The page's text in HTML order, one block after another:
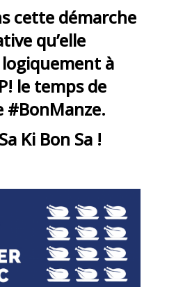
cette démarche
qu’elle
logiquement à
le temps de
#BonManze.
Ki Bon Sa !